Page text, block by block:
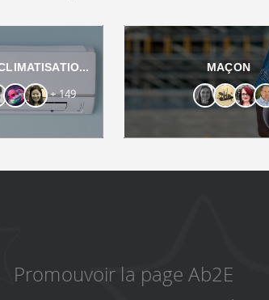
+ 149
MAÇON
Promouvoir la page Ab2E